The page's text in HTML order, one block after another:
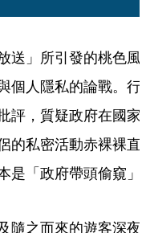
送」所引發的桃色風
個人隱私的論戰。行
評，質疑政府在國家
的私密活動赤裸裸直
是「政府帶頭偷窺」
隨之而來的遊客深夜